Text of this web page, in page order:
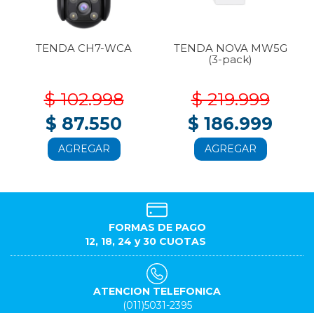
TENDA CH7-WCA
$ 102.998
$ 87.550
AGREGAR
TENDA NOVA MW5G
(3-pack)
$ 219.999
$ 186.999
AGREGAR
FORMAS DE PAGO
12, 18, 24 y 30 CUOTAS
ATENCION TELEFONICA
(011)5031-2395